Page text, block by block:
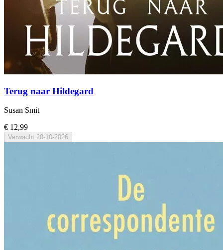
Terug naar Hildegard
Susan Smit
€ 12,99
Verwacht 20-10-2026